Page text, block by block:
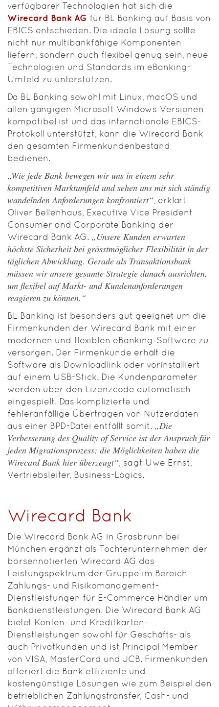
verfügbarer Technologien hat sich die
Wirecard Bank AG für BL Banking auf Basis von
EBICS entschieden. Die ideale Lösung sollte
nicht nur multibankfähige Komponenten
liefern, sondern auch flexibel genug sein, neue
Technologien und Standards im eBanking-
Umfeld zu unterstützen.
Da BL Banking sowohl mit Linux, macOS und
allen gängigen Microsoft Windows-Versionen
kompatibel ist und das internationale EBICS-
Protokoll unterstützt, kann die Wirecard Bank
den gesamten Firmenkundenbestand
bedienen.
„Wie jede Bank bewegen wir uns in einem sehr
kompetitiven Marktumfeld und sehen uns mit sich ständig
wandelnden Anforderungen konfrontiert“ , erklärt
Oliver Bellenhaus, Executive Vice President
Consumer and Corporate Banking der
Wirecard Bank AG. „Unsere Kunden erwarten
höchste Sicherheit bei grösstmöglicher Flexibilität in der
täglichen Abwicklung. Gerade als Transaktionsbank
müssen wir unsere gesamte Strategie danach ausrichten,
um flexibel auf Markt- und Kundenanforderungen
reagieren zu können.“
BL Banking ist besonders gut geeignet um die
Firmenkunden der Wirecard Bank mit einer
modernen und flexiblen eBanking-Software zu
versorgen. Der Firmenkunde erhält die
Software als Downloadlink oder vorinstalliert
auf einem USB-Stick. Die Kundenparameter
werden über den Lizenzcode automatisch
eingespielt. Das komplizierte und
fehleranfällige Übertragen von Nutzerdaten
aus einer BPD-Datei entfällt somit. „Die
Verbesserung des Quality of Service ist der Anspruch für
jeden Migrationsprozess; die Möglichkeiten haben die
Wirecard Bank hier überzeugt“ , sagt Uwe Ernst,
Vertriebsleiter, Business-Logics.
Wirecard Bank
Die Wirecard Bank AG in Grasbrunn bei
München ergänzt als Tochterunternehmen der
börsennotierten Wirecard AG das
Leistungspektrum der Gruppe im Bereich
Zahlungs- und Risikomanagement-
Dienstleistungen für E-Commerce Händler um
Bankdienstleistungen. Die Wirecard Bank AG
bietet Konten- und Kreditkarten-
Dienstleistungen sowohl für Geschäfts- als
auch Privatkunden und ist Principal Member
von VISA, MasterCard und JCB. Firmenkunden
offeriert die Bank effiziente und
kostengünstige Lösungen wie zum Beispiel den
betrieblichen Zahlungstransfer, Cash- und